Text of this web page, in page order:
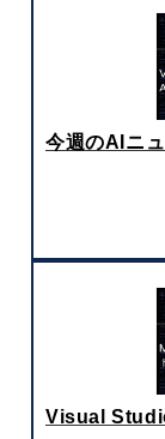
今週のAIニ
Visual